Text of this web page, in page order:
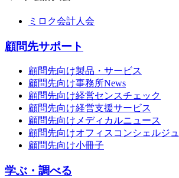
ミロク会計人会
顧問先サポート
顧問先向け製品・サービス
顧問先向け事務所News
顧問先向け経営センスチェック
顧問先向け経営支援サービス
顧問先向けメディカルニュース
顧問先向けオフィスコンシェルジュ
顧問先向け小冊子
学ぶ・調べる